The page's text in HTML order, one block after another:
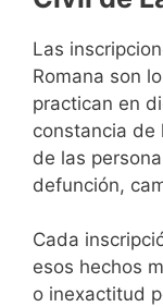
Las
Romana son
practican en
constancia de
de las
defunción,
Cada
esos hechos
o inexactitud